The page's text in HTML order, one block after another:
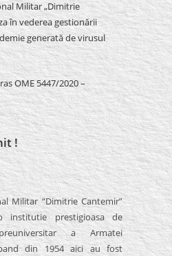
Militar „Dimitrie
în vederea gestionării
generată de virusul
OME 5447/2020 –
!
Militar “Dimitrie Cantemir”
institutie prestigioasa de
a Armatei
din 1954 aici au fost